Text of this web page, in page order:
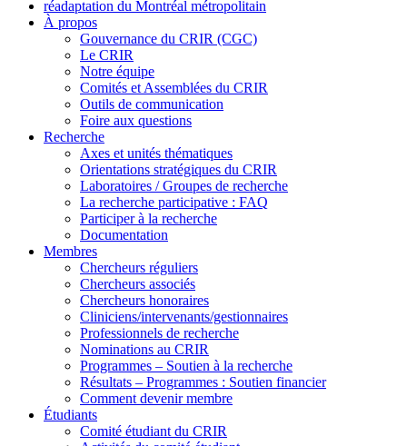
À propos
Gouvernance du CRIR (CGC)
Le CRIR
Notre équipe
Comités et Assemblées du CRIR
Outils de communication
Foire aux questions
Recherche
Axes et unités thématiques
Orientations stratégiques du CRIR
Laboratoires / Groupes de recherche
La recherche participative : FAQ
Participer à la recherche
Documentation
Membres
Chercheurs réguliers
Chercheurs associés
Chercheurs honoraires
Cliniciens/intervenants/gestionnaires
Professionnels de recherche
Nominations au CRIR
Programmes – Soutien à la recherche
Résultats – Programmes : Soutien financier
Comment devenir membre
Étudiants
Comité étudiant du CRIR